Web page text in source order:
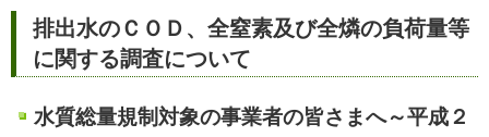
排出水のＣＯＤ、全窒素及び全燐の負荷量等
に関する調査について
水質総量規制対象の事業者の皆さまへ～平成２